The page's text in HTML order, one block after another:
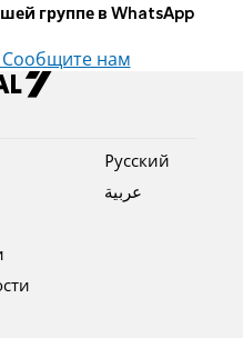
группе в WhatsApp
нам
Pусский
عربية